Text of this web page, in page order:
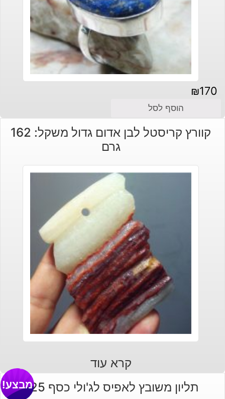
₪170
הוסף לסל
קוורץ קריסטל לבן אדום גדול משקל: 162
גרם
קרא עוד
תליון משובץ לאפיס לג'ולי כסף 925
מבצע!